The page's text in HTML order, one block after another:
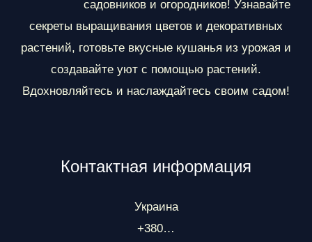
садовников и огородников! Узнавайте
секреты выращивания цветов и декоративных
растений, готовьте вкусные кушанья из урожая и
создавайте уют с помощью растений.
Вдохновляйтесь и наслаждайтесь своим садом!
Контактная информация
Украина
+380…